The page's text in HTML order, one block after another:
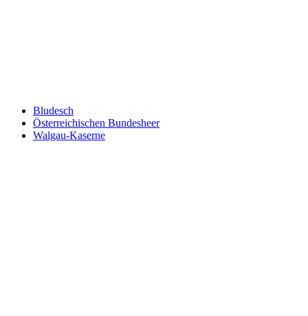
Bludesch
Österreichischen Bundesheer
Walgau-Kaserne